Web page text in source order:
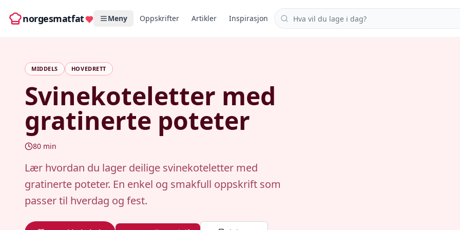
norgesmatfat Meny Oppskrifter Artikler Inspirasjon Søk i oppskrifter
MIDDELS HOVEDRETT
Svinekoteletter med
gratinerte poteter
80 min
Lær hvordan du lager deilige svinekoteletter med
gratinerte poteter. En enkel og smakfull oppskrift som
passer til hverdag og fest.